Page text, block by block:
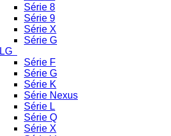
Série 8
Série 9
Série X
Série G
LG
Série F
Série G
Série K
Série Nexus
Série L
Série Q
Série X